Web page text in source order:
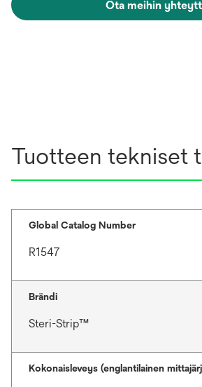
Ota meihin
Tuotteen tekniset
Global Catalog Number
R1547
Brändi
Steri-Strip™
Kokonaisleveys (englantilainen